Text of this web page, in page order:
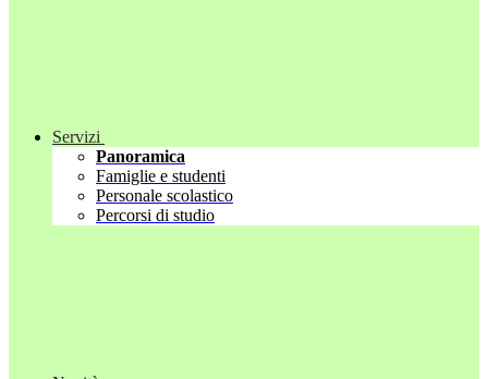
Servizi
Panoramica
Famiglie e studenti
Personale scolastico
Percorsi di studio